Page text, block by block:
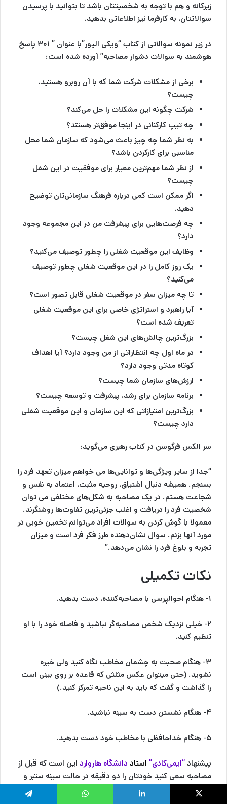
زیرکانه و هم با توجه به شخصیتتان باشد تا بتوانید با پرسیدن
سوالاتتان، به کارفرما نیز اطلاعاتی بدهید.
در زیر نمونه سوالاتی از کتاب “ویکی الیور”با عنوان ” ۳۰۱ پاسخ
هوشمند به سوالات دشوار مصاحبه” آورده شده است:
برخی از مشکلات شرکت شما که با آن روبرو هستید،
چیست؟
شرکت چگونه این مشکلات را حل می‌کند؟
چه تیپ کارکنانی در اینجا موفق‌تر هستند؟
به نظر شما چه چیز باعث می‌شود که سازمان شما محل
مناسبی برای کارکردن باشد؟
از نظر شما مهم‌ترین معیار برای موفقیت در این شغل
چیست؟
اگر ممکن است کمی درباره فرهنگ سازمانی‌تان توضیح
دهید.
چه فرصت‌هایی برای پیشرفت من در این مجموعه وجود
دارد؟
وظایف این موقعیت شغلی را چطور توصیف می‌کنید؟
یک روز کامل را در این موقعیت شغلی چطور توصیف
می‌کنید؟
تا چه میزان سفر در موقعیت شغلی قابل تصور است؟
آیا راهبرد و استراتژی خاصی برای این موقعیت شغلی
تعریف شده است؟
بزرگ‌ترین چالش‌های این شغل چیست؟
در ماه اول چه انتظاراتی از من وجود دارد؟ آیا اهداف
کوتاه مدتی وجود دارد؟
ارزش‌های سازمان شما چیست؟
برنامه سازمان برای رشد، پیشرفت و توسعه چیست؟
بزرگ‌ترین امتیازاتی که این سازمان و این موقعیت شغلی
دارد چیست؟
سر الکس فرگوسن در کتاب رهبری می‌گوید:
“جدا از سایر ویژگی‌ها و توانایی‌ها می خواهم میزان تعهد فرد را
بسنجم. همیشه دنبال اشتیاق، روحیه مثبت، اعتماد به نفس و
شجاعت هستم. در یک مصاحبه به شکل‌های مختلفی می توان
شخصیت فرد را دریافت و اغلب جزئی‌ترین تفاوت‌ها روشنگرند.
معمولا با گوش کردن به سوالات افراد می‌توانم تخمین خوبی در
مورد آنها بزنم. سوال نشان‌دهنده طرز فکر فرد است و میزان
تجربه و بلوغ فرد را نشان می‌دهد.”
نکات تکمیلی
۱- هنگام احوالپرسی با مصاحبه‌کننده، دست بدهید.
۲- خیلی نزدیک شخص مصاحبه‌گر نباشید و فاصله خود را با او
تنظیم کنید.
۳- هنگام صحبت به چشمان مخاطب نگاه کنید ولی خیره
نشوید. (حتی میتوان عکس مثلثی که قاعده بر روی بینی است
را گذاشت و گفت که باید به این ناحیه تمرکز کنید.)
۴- هنگام نشستن دست به سینه نباشید.
۵- هنگام خداحافظی با مخاطب خود دست بدهید.
پیشنهاد“ایمی‌کادی” استاد دانشگاه هاروارد این است که قبل از
مصاحبه سعی کنید خودتان را دو دقیقه در حالت سینه ستبر و
مقتدرانه قرار دهید. این عمل توانایی‌های فکری، آستانه‌ی درد،
تحمل خطر و سطح تستوسترون را افزایش می‌دهد و به شما